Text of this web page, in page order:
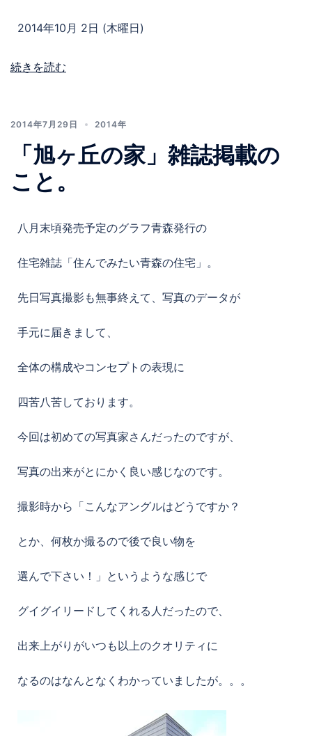
2014年10月 2日 (木曜日)
続きを読む
2014年7月29日 2014年
「旭ヶ丘の家」雑誌掲載の
こと。
八月末頃発売予定のグラフ青森発行の
住宅雑誌「住んでみたい青森の住宅」。
先日写真撮影も無事終えて、写真のデータが
手元に届きまして、
全体の構成やコンセプトの表現に
四苦八苦しております。
今回は初めての写真家さんだったのですが、
写真の出来がとにかく良い感じなのです。
撮影時から「こんなアングルはどうですか？
とか、何枚か撮るので後で良い物を
選んで下さい！」というような感じで
グイグイリードしてくれる人だったので、
出来上がりがいつも以上のクオリティに
なるのはなんとなくわかっていましたが。。。